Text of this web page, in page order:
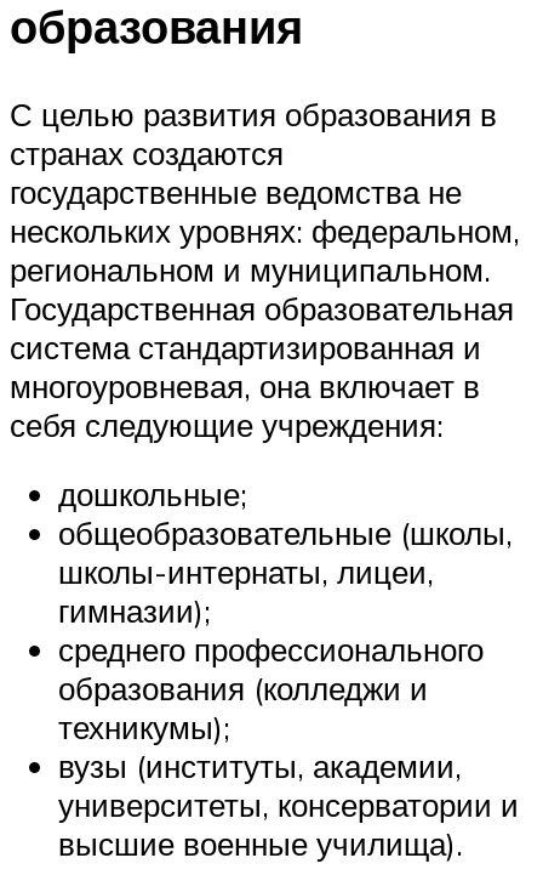
образования
С целью развития образования в
странах создаются
государственные ведомства не
нескольких уровнях: федеральном,
региональном и муниципальном.
Государственная образовательная
система стандартизированная и
многоуровневая, она включает в
себя следующие учреждения:
дошкольные;
общеобразовательные (школы,
школы-интернаты, лицеи,
гимназии);
среднего профессионального
образования (колледжи и
техникумы);
вузы (институты, академии,
университеты, консерватории и
высшие военные училища).